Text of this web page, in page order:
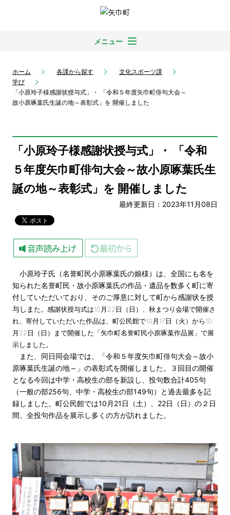
メニュー
ホーム 各課から探す
文化スポーツ課
学び
「小原玲子様感謝状授与式」・ 「令和５年度矢巾町俳句大会～
故小原啄葉氏生誕の地～表彰式」を 開催しました
「小原玲子様感謝状授与式」・ 「令和
５年度矢巾町俳句大会～故小原啄葉氏生
誕の地～表彰式」を 開催しました
最終更新日：2023年11月08日
小原玲子氏（名誉町民小原啄葉氏の娘様）は、全国にも名を
知られた名誉町民・故小原啄葉氏の作品・遺品を数多く町に寄
付していただいており、そのご厚意に対して町から感謝状を授
与しま た。感謝状授与式は10月22 日（日）、秋まつり会場で開催さ
れ、寄付していただいた作品は、町公民館で10月17日（火）から10
月22日（日）まで開催した「矢巾町名誉町民小原啄葉作品展」で展
示しました。
また、同日同会場では、「令和５年度矢巾町俳句大会～故小
原啄葉氏生誕の地～」の表彰式を開催しました。３回目の開催
となる今回は中学・高校生の部を新設し、投句数合計405句
（一般の部256句、中学・高校生の部149句）と過去最多を記
録しました。町公民館では10月21日（土）、22日（日）の２日
間、全投句作品を展示し多くの方が訪れました。